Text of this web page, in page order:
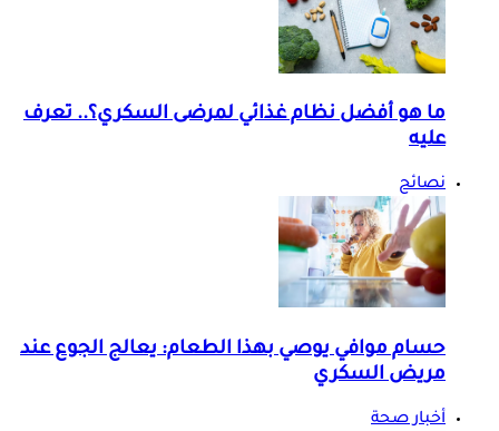
ما هو أفضل نظام غذائي لمرضى السكري؟.. تعرف
عليه
نصائح
حسام موافي يوصي بهذا الطعام: يعالج الجوع عند
مريض السكري
أخبار صحة